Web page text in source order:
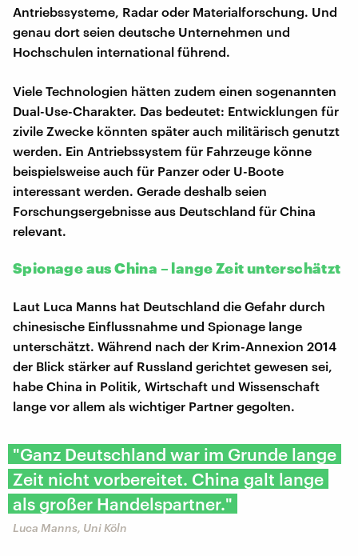
Antriebssysteme, Radar oder Materialforschung. Und
genau dort seien deutsche Unternehmen und
Hochschulen international führend.
Viele Technologien hätten zudem einen sogenannten
Dual-Use-Charakter. Das bedeutet: Entwicklungen für
zivile Zwecke könnten später auch militärisch genutzt
werden. Ein Antriebssystem für Fahrzeuge könne
beispielsweise auch für Panzer oder U-Boote
interessant werden. Gerade deshalb seien
Forschungsergebnisse aus Deutschland für China
relevant.
Spionage aus China – lange Zeit unterschätzt
Laut Luca Manns hat Deutschland die Gefahr durch
chinesische Einflussnahme und Spionage lange
unterschätzt. Während nach der Krim-Annexion 2014
der Blick stärker auf Russland gerichtet gewesen sei,
habe China in Politik, Wirtschaft und Wissenschaft
lange vor allem als wichtiger Partner gegolten.
"Ganz Deutschland war im Grunde lange
Zeit nicht vorbereitet. China galt lange
als großer Handelspartner."
Luca Manns, Uni Köln